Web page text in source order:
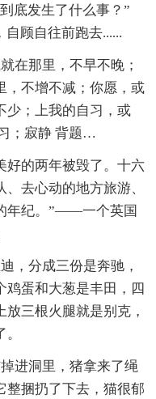
底发生了什么事？”
顾自往前跑去......
在那里，不早不晚；
，不增不减；你愿，或
少；上我的自习，或
；寂静 背题…
好的两年被毁了。十六
去心动的地方旅游、
年纪。”——一个英国
，分成三份是奔驰，
鸡蛋和大葱是丰田，四
三根火腿就是别克，
进洞里，猪拿来了绳
整捆扔了下去，猫很郁